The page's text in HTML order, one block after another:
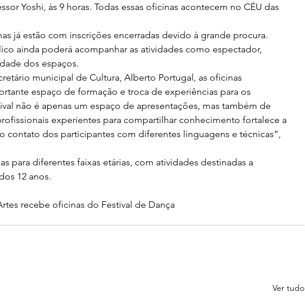
Yoshi, às 9 horas. Todas essas oficinas acontecem no CÉU das
estão com inscrições encerradas devido à grande procura.
ainda poderá acompanhar as atividades como espectador,
dos espaços.
municipal de Cultura, Alberto Portugal, as oficinas
espaço de formação e troca de experiências para os
não é apenas um espaço de apresentações, mas também de
experientes para compartilhar conhecimento fortalece a
contato dos participantes com diferentes linguagens e técnicas”,
para diferentes faixas etárias, com atividades destinadas a
12 anos.
recebe oficinas do Festival de Dança
Ver tudo